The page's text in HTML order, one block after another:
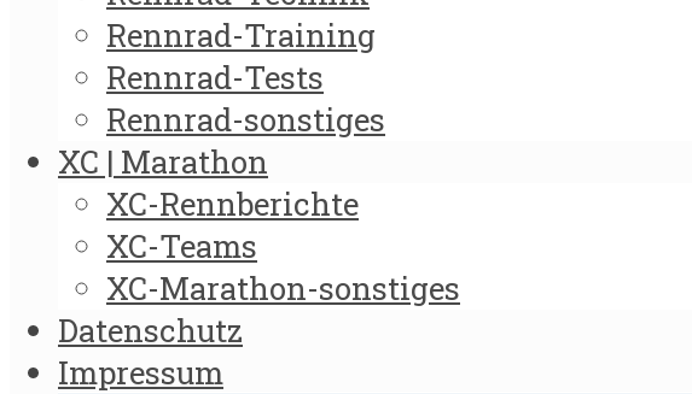
Rennrad-Training
Rennrad-Tests
Rennrad-sonstiges
XC | Marathon
XC-Rennberichte
XC-Teams
XC-Marathon-sonstiges
Datenschutz
Impressum